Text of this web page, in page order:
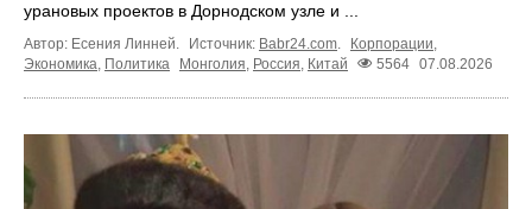
урановых проектов в Дорнодском узле и ...
Автор: Есения Линней. Источник: Babr24.com. Корпорации,
Экономика, Политика Монголия, Россия, Китай 5564 07.08.2026